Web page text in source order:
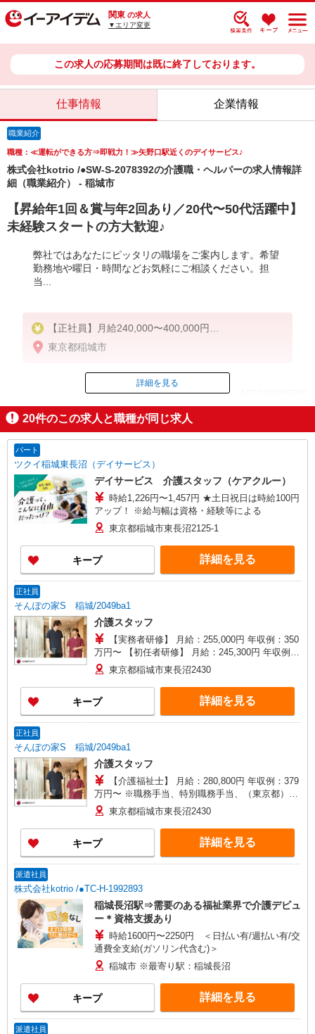
関東 の求人
▼エリア変更
この求人の応募期間は既に終了しております。
仕事情報 企業情報
職業紹介
職種：≪運転ができる方⇒即戦力！≫矢野口駅近くのデイサービス♪
株式会社kotrio /●SW-S-2078392の介護職・ヘルパーの求人情報詳
細（職業紹介） - 稲城市
【昇給年1回＆賞与年2回あり／20代〜50代活躍中】
未経験スタートの方大歓迎♪
弊社ではあなたにピッタリの職場をご案内します。希望
勤務地や曜日・時間などお気軽にご相談ください。担
当...
【正社員】月給240,000〜400,000円
・基本給：200,000円〜220,000円
・資格手当：10,000〜30,000円
・処遇改善手当：20,000〜60,000円（勤続年数、保
有資格により変動）
・固定残業手当：20,000円（10時間）
※固定残業時間を超過する場合には超過勤務手当と
して別途支給
下記資格をお持ちの方歓迎
・認知症介護基礎研修
・初任者研修
・実務者研修
・介護福祉士 など
東京都稲城市
ID：AE0708995585
掲載期間終了
詳細を見る
20件のこの求人と職種が同じ求人
パート
ツクイ稲城東長沼（デイサービス）
デイサービス 介護スタッフ（ケアクルー）
時給1,226円〜1,457円 ★土日祝日は時給100円
アップ！ ※給与幅は資格・経験等による
東京都稲城市東長沼2125-1
キープ 詳細を見る
正社員
そんぽの家S 稲城/2049ba1
介護スタッフ
【実務者研修】 月給：255,000円 年収例：350
万円〜 【初任者研修】 月給：245,300円 年収例：
335万円〜 ※職務手当、（東京都）居住支援特別
手当、日祝手当（月平均2回分）、夜勤手当（月平
均5回分）等、毎月平均的に支払われる手当を含み
ます。 ※居住支援特別手当は勤続5年目までの方
はさらに1万円支給（再入社は除く） ◎賞与：基
支給（超過1分〜）
東京都稲城市東長沼2430
キープ 詳細を見る
正社員
そんぽの家S 稲城/2049ba1
介護スタッフ
【介護福祉士】 月給：280,800円 年収例：379
万円〜 ※職務手当、特別職務手当、（東京都）居
住支援特別手当、働きがい向上手当、日祝手当
（月平均2回分）、夜勤手当（月平均5回分）等、
毎月平均的に支払われる手当を含みます。 ※居住
支援特別手当は勤続5年目までの方はさらに1万円
支給（再入社は除く） ◎賞与：基本給2.08ヶ月分/
分〜）
東京都稲城市東長沼2430
キープ 詳細を見る
派遣社員
株式会社kotrio /●TC-H-1992893
稲城長沼駅⇒需要のある福祉業界で介護デビュ
ー＊資格支援あり
時給1600円〜2250円 ＜日払い有/週払い有/交
通費全支給(ガソリン代含む)＞
稲城市 ※最寄り駅：稲城長沼
キープ 詳細を見る
派遣社員